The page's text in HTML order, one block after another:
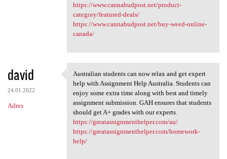
https://www.cannabudpost.net/product-
category/featured-deals/
https://www.cannabudpost.net/buy-weed-online-
canada/
david
24.01.2022
Adres
Australian students can now
Australian students can now relax and get expert
help with Assignment Help Australia. Students can
enjoy some extra time along with best and timely
assignment submission. GAH ensures that students
should get A+ grades with our experts.
https://greatassignmenthelper.com/au/
https://greatassignmenthelper.com/homework-
help/